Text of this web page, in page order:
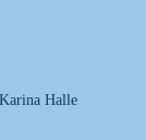
Halle